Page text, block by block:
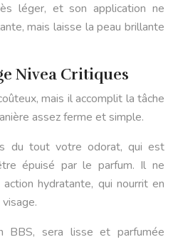
léger, et son application ne
mais laisse la peau brillante
Nivea Critiques
mais il accomplit la tâche
assez ferme et simple.
du tout votre odorat, qui est
épuisé par le parfum. Il ne
hydratante, qui nourrit en
BBS, sera lisse et parfumée